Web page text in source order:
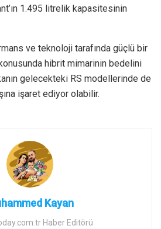
1.495 litrelik kapasitesinin
ve teknoloji tarafında güçlü bir
hibrit mimarinin bedelini
gelecekteki RS modellerinde de
işaret ediyor olabilir.
Kayan
Haber Editörü